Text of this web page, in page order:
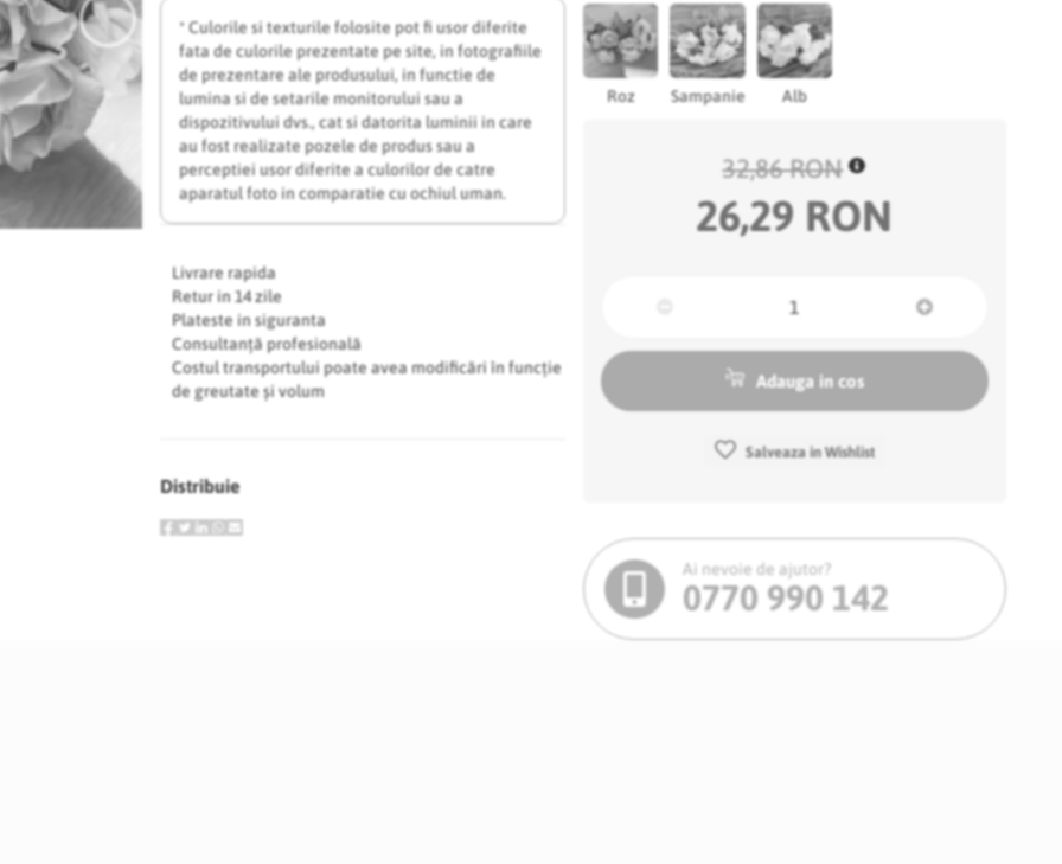
* Culorile si texturile folosite pot fi usor diferite
fata de culorile prezentate pe site, in fotografiile
de prezentare ale produsului, in functie de
lumina si de setarile monitorului sau a
dispozitivului dvs., cat si datorita luminii in care
au fost realizate pozele de produs sau a
perceptiei usor diferite a culorilor de catre
aparatul foto in comparatie cu ochiul uman.
Livrare rapida
Retur in 14 zile
Plateste in siguranta
Consultanță profesională
Costul transportului poate avea modificări în funcție
de greutate și volum
Distribuie
Roz Sampanie Alb
32,86 RON
26,29 RON
Adauga in cos
Salveaza in Wishlist
Ai nevoie de ajutor?
0770 990 142